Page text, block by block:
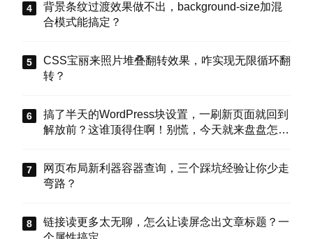
背景条纹过渡效果做不出，background-size加混
合模式能搞定？
CSS宝丽来照片堆叠翻转效果，咋实现无限循环翻
转？
搞了半天的WordPress块设置，一刷新页面就回到
解放前？这谁顶得住啊！别慌，今天就来盘盘怎么
车”。
网页布局新利器容器查询，三个踩坑经验让你少走
弯路？
链接读更多太无聊，怎么让读屏念出文章标题？一